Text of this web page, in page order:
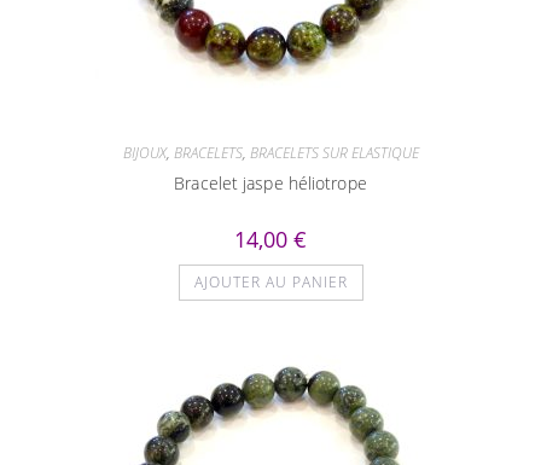
BIJOUX, BRACELETS, BRACELETS SUR ELASTIQUE
Bracelet jaspe héliotrope
14,00 €
AJOUTER AU PANIER